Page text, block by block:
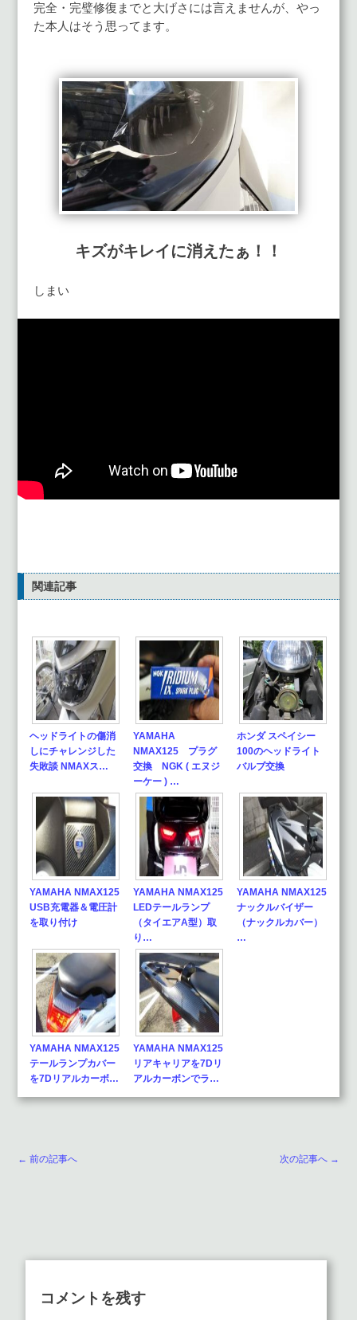
完全・完璧修復までと大げさには言えませんが、やっ
た本人はそう思ってます。
キズがキレイに消えたぁ！！
しまい
関連記事
ヘッドライトの傷消
しにチャレンジした
失敗談 NMAXス…
YAMAHA
NMAX125 プラグ
交換 NGK ( エヌジ
ーケー ) …
ホンダ スペイシー
100のヘッドライト
バルブ交換
YAMAHA NMAX125
USB充電器＆電圧計
を取り付け
YAMAHA NMAX125
LEDテールランプ
（タイエアA型）取
り…
YAMAHA NMAX125
ナックルバイザー
（ナックルカバー）
…
YAMAHA NMAX125
テールランプカバー
を7Dリアルカーボ…
YAMAHA NMAX125
リアキャリアを7Dリ
アルカーボンでラ…
← 前の記事へ 次の記事へ →
コメントを残す